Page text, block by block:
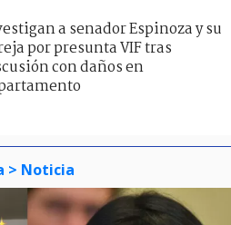
a senador Espinoza y su
por presunta VIF tras
con daños en
> Noticia